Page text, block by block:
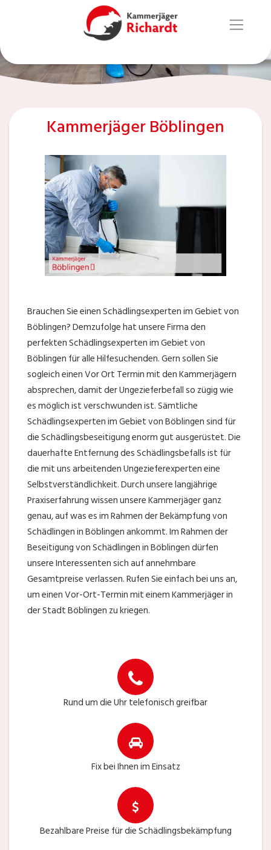
Kammerjäger Böblingen
Brauchen Sie einen Schädlingsexperten im Gebiet von
Böblingen? Demzufolge hat unsere Firma den
perfekten Schädlingsexperten im Gebiet von
Böblingen für alle Hilfesuchenden. Gern sollen Sie
sogleich einen Vor Ort Termin mit den Kammerjägern
absprechen, damit der Ungezieferbefall so zügig wie
es möglich ist verschwunden ist. Sämtliche
Schädlingsexperten im Gebiet von Böblingen sind für
die Schädlingsbeseitigung enorm gut ausgerüstet. Die
dauerhafte Entfernung des Schädlingsbefalls ist für
die mit uns arbeitenden Ungezieferexperten eine
Selbstverständlichkeit. Durch unsere langjährige
Praxiserfahrung wissen unsere Kammerjäger ganz
genau, auf was es im Rahmen der Bekämpfung von
Schädlingen in Böblingen ankommt. Im Rahmen der
Beseitigung von Schädlingen in Böblingen dürfen
unsere Interessenten sich auf annehmbare
Gesamtpreise verlassen. Rufen Sie einfach bei uns an,
um einen Vor-Ort-Termin mit einem Kammerjäger in
der Stadt Böblingen zu kriegen.
Rund um die Uhr telefonisch greifbar
Fix bei Ihnen im Einsatz
Bezahlbare Preise für die Schädlingsbekämpfung